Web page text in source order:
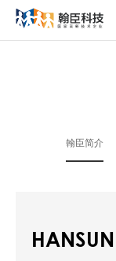
翰臣简介
HANSUN